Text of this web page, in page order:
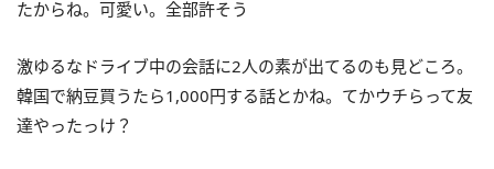
たからね。可愛い。全部許そう
激ゆるなドライブ中の会話に2人の素が出てるのも見どころ。
韓国で納豆買うたら1,000円する話とかね。てかウチらって友
達やったっけ？